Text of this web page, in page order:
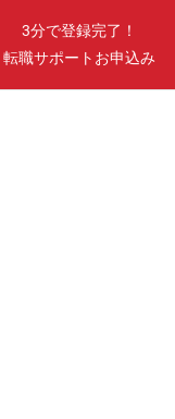
3分で登録完了！
転職サポートお申込み